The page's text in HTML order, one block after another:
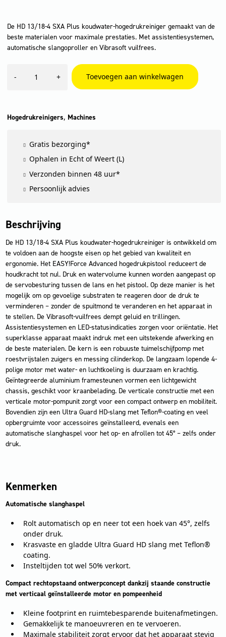
De HD 13/18-4 SXA Plus koudwater-hogedrukreiniger gemaakt van de
beste materialen voor maximale prestaties. Met assistentiesystemen,
automatische slangoproller en Vibrasoft vuilfrees.
-
13/18-
aantal
+ Toevoegen aan winkelwagen
Hogedrukreinigers, Machines
Gratis bezorging*
Ophalen in Echt of Weert (L)
Verzonden binnen 48 uur*
Persoonlijk advies
Beschrijving
De HD 13/18-4 SXA Plus koudwater-hogedrukreiniger is ontwikkeld om
te voldoen aan de hoogste eisen op het gebied van kwaliteit en
ergonomie. Het EASY!Force Advanced hogedrukpistool reduceert de
houdkracht tot nul. Druk en watervolume kunnen worden aangepast op
de servobesturing tussen de lans en het pistool. Op deze manier is het
mogelijk om op gevoelige substraten te reageren door de druk te
verminderen – zonder de spuitmond te veranderen en het apparaat in
te stellen. De Vibrasoft-vuilfrees dempt geluid en trillingen.
Assistentiesystemen en LED-statusindicaties zorgen voor oriëntatie. Het
superklasse apparaat maakt indruk met een uitstekende afwerking en
de beste materialen. De kern is een robuuste tuimelschijfpomp met
roestvrijstalen zuigers en messing cilinderkop. De langzaam lopende 4-
polige motor met water- en luchtkoeling is duurzaam en krachtig.
Geïntegreerde aluminium framesteunen vormen een lichtgewicht
chassis, geschikt voor kraanbelading. De verticale constructie met een
verticale motor-pompunit zorgt voor een compact ontwerp en mobiliteit.
Bovendien zijn een Ultra Guard HD-slang met Teflon®-coating en veel
opbergruimte voor accessoires geïnstalleerd, evenals een
automatische slanghaspel voor het op- en afrollen tot 45° – zelfs onder
druk.
Kenmerken
Automatische slanghaspel
Rolt automatisch op en neer tot een hoek van 45°, zelfs
onder druk.
Krasvaste en gladde Ultra Guard HD slang met Teflon®
coating.
Insteltijden tot wel 50% verkort.
Compact rechtopstaand ontwerpconcept dankzij staande constructie
met verticaal geïnstalleerde motor en pompeenheid
Kleine footprint en ruimtebesparende buitenafmetingen.
Gemakkelijk te manoeuvreren en te vervoeren.
Maximale stabiliteit zorgt ervoor dat het apparaat stevig